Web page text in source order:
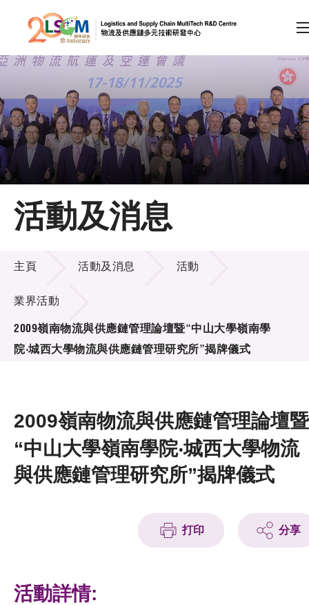
跳到內容（按回車鍵）
會員登入
A A EN 繁 简
主頁
關於LSCM
技術商品化
項目及資助計劃
活動及消息
活動
新聞中心
資訊中心
活動及消息
活動及消息
主頁 活動及消息 活動
業界活動
2009嶺南物流與供應鏈管理論壇暨“中山大學嶺南學
院‧城西大學物流與供應鏈管理研究所”揭牌儀式
2009嶺南物流與供應鏈管理論壇暨
“中山大學嶺南學院‧城西大學物流
與供應鏈管理研究所”揭牌儀式
打印 分享
活動詳情: